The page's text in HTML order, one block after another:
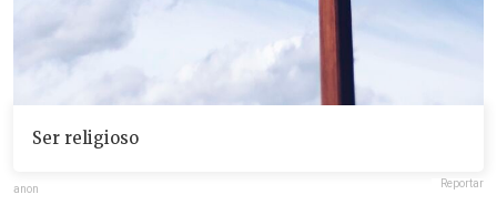
Ser religioso
anon Reportar